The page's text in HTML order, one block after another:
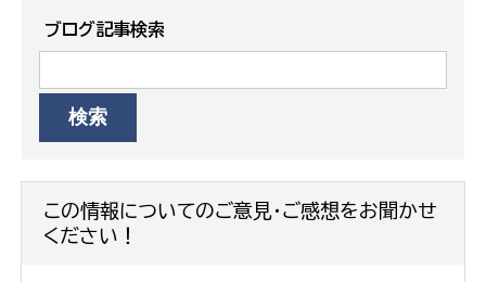
ブログ記事検索
この情報についてのご意見・ご感想をお聞かせ
ください！